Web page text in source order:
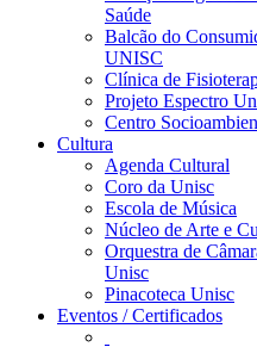
Saúde
Balcão do
UNISC
Clínica de
Projeto Espectro
Centro
Cultura
Agenda Cultural
Coro da Unisc
Escola de Música
Núcleo de Arte e
Orquestra de
Unisc
Pinacoteca Unisc
Eventos / Certificados